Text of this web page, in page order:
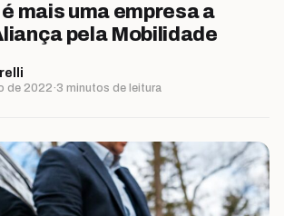
é mais uma empresa a
pela Mobilidade
de 2022·3 minutos de leitura